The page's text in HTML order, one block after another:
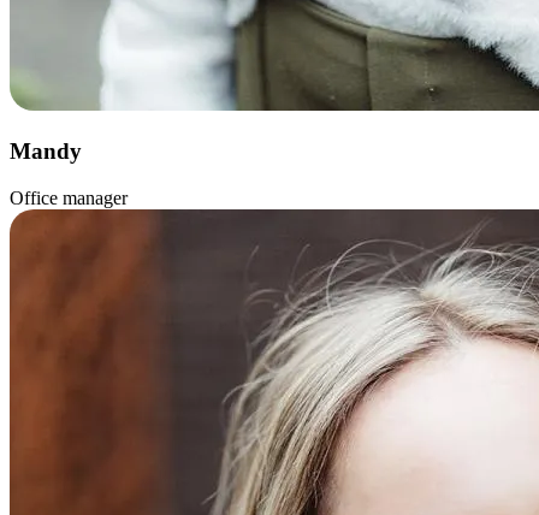
Mandy
Office manager